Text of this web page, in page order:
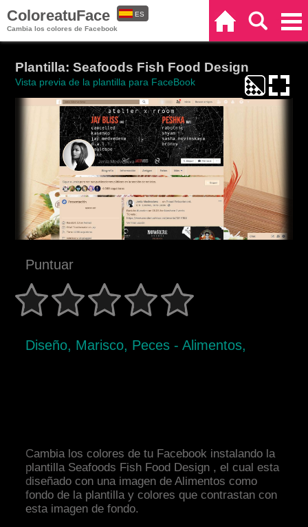
ColoreatuFace
Cambia los colores de Facebook
ES
Plantilla: Seafoods Fish Food Design
Vista previa de la plantilla para FaceBook
Puntuar
Diseño, Marisco, Peces - Alimentos,
Cambia los colores de tu Facebook instalando la
plantilla Seafoods Fish Food Design , el cual esta
diseñado con una imagen de Alimentos como
fondo de la plantilla y colores que contrastan con
esta imagen de fondo.